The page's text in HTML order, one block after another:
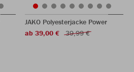
JAKO Polyesterjacke Power
ab 39,00 €
39,99 €